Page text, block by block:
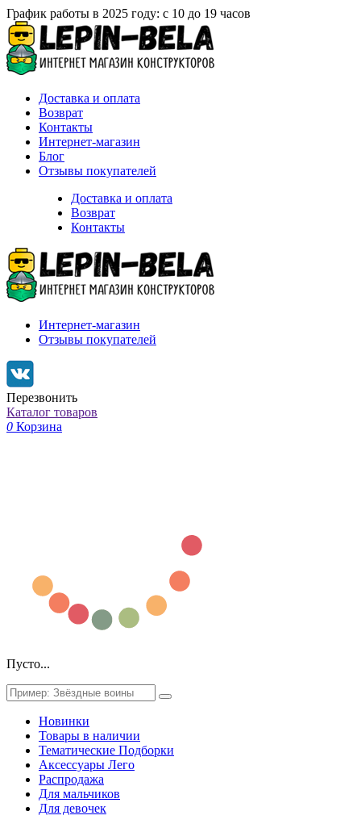
График работы в 2025 году: с 10 до 19 часов
Доставка и оплата
Возврат
Контакты
Интернет-магазин
Блог
Отзывы покупателей
Доставка и оплата
Возврат
Контакты
Интернет-магазин
Отзывы покупателей
Перезвонить
Каталог товаров
0 Корзина
Пусто...
Новинки
Товары в наличии
Тематические Подборки
Аксессуары Лего
Распродажа
Для мальчиков
Для девочек